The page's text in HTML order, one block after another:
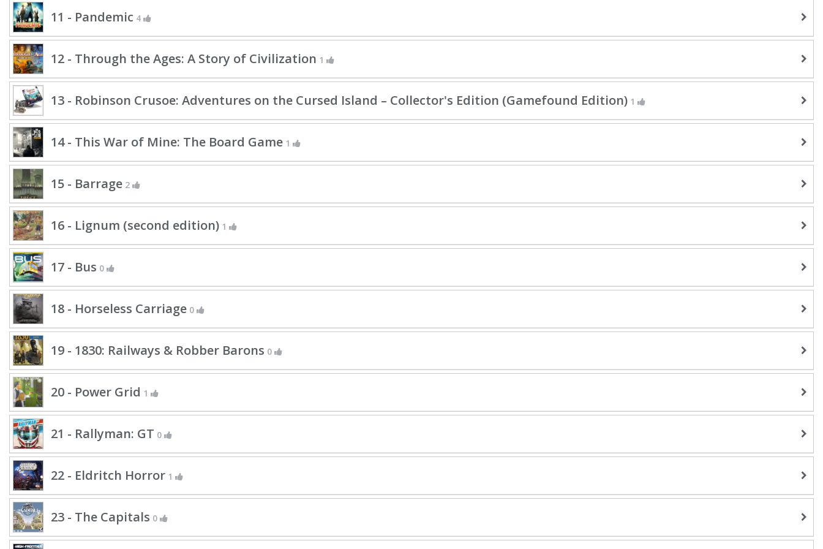
11 - Pandemic 4
12 - Through the Ages: A Story of Civilization 1
13 - Robinson Crusoe: Adventures on the Cursed Island – Collector's Edition (Gamefound Edition) 1
14 - This War of Mine: The Board Game 1
15 - Barrage 2
16 - Lignum (second edition) 1
17 - Bus 0
18 - Horseless Carriage 0
19 - 1830: Railways & Robber Barons 0
20 - Power Grid 1
21 - Rallyman: GT 0
22 - Eldritch Horror 1
23 - The Capitals 0